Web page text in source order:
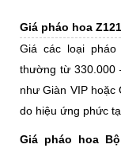
Giá pháo hoa
Giá các loại
thường từ 330.000
như Giàn VIP hoặc
do hiệu ứng phức
Giá pháo hoa